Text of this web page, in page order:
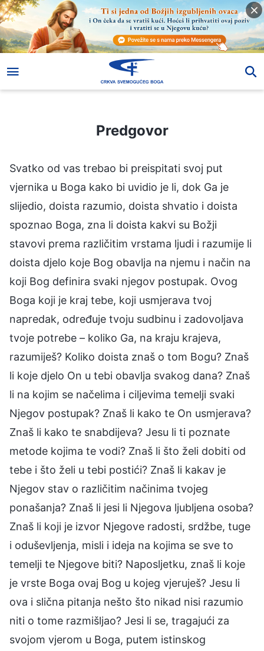
Predgovor
Svatko od vas trebao bi preispitati svoj put
vjernika u Boga kako bi uvidio je li, dok Ga je
slijedio, doista razumio, doista shvatio i doista
spoznao Boga, zna li doista kakvi su Božji
stavovi prema različitim vrstama ljudi i razumije li
doista djelo koje Bog obavlja na njemu i način na
koji Bog definira svaki njegov postupak. Ovog
Boga koji je kraj tebe, koji usmjerava tvoj
napredak, određuje tvoju sudbinu i zadovoljava
tvoje potrebe – koliko Ga, na kraju krajeva,
razumiješ? Koliko doista znaš o tom Bogu? Znaš
li koje djelo On u tebi obavlja svakog dana? Znaš
li na kojim se načelima i ciljevima temelji svaki
Njegov postupak? Znaš li kako te On usmjerava?
Znaš li kako te snabdijeva? Jesu li ti poznate
metode kojima te vodi? Znaš li što želi dobiti od
tebe i što želi u tebi postići? Znaš li kakav je
Njegov stav o različitim načinima tvojeg
ponašanja? Znaš li jesi li Njegova ljubljena osoba?
Znaš li koji je izvor Njegove radosti, srdžbe, tuge
i oduševljenja, misli i ideja na kojima se sve to
temelji te Njegove biti? Naposljetku, znaš li koje
je vrste Boga ovaj Bog u kojeg vjeruješ? Jesu li
ova i slična pitanja nešto što nikad nisi razumio
niti o tome razmišljao? Jesi li se, tragajući za
svojom vjerom u Boga, putem istinskog